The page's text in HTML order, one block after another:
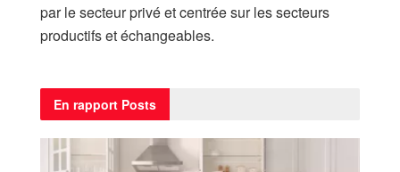
par le secteur privé et centrée sur les secteurs
productifs et échangeables.
En rapport Posts